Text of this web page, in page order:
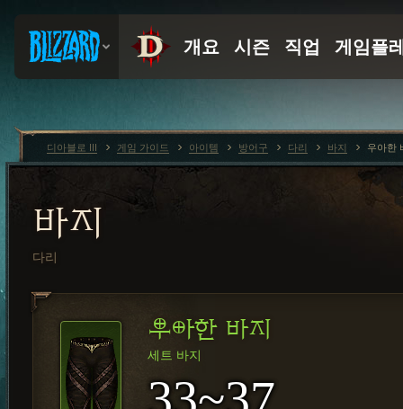
바지
다리
우아한 바지
세트 바지
디아블로 III 게임 가이드 아이템 방어구 다리 바지 우아한